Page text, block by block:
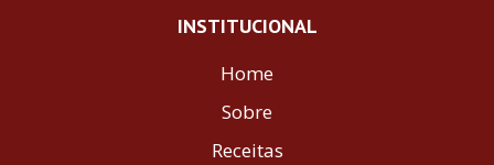
INSTITUCIONAL
Home
Sobre
Receitas